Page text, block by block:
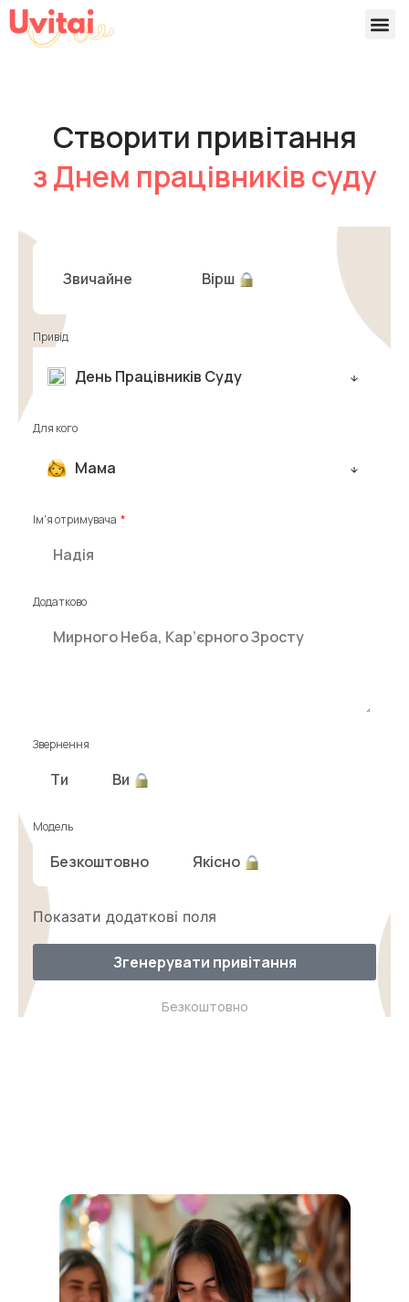
Створити привітання
з Днем працівників суду
Звичайне Вірш
Привід
День Працівників Суду
Для кого
Мама
Ім'я отримувача
Додатково
Звернення
Ти Ви
Модель
Безкоштовно Якісно
Показати додаткові поля
Згенерувати привітання
Безкоштовно